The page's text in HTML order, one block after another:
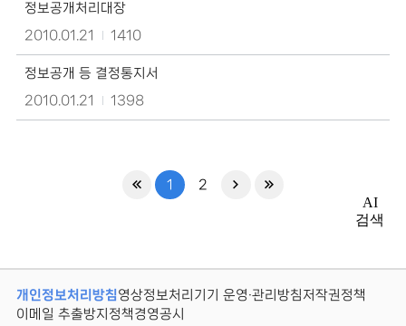
다.정보공개처리대장
2010.01.21
1410
정보공개 등 결정통지서
2010.01.21
1398
1 2
AI
검색
개인정보처리방침영상정보처리기기 운영·관리방침저작권정책
이메일 추출방지정책경영공시